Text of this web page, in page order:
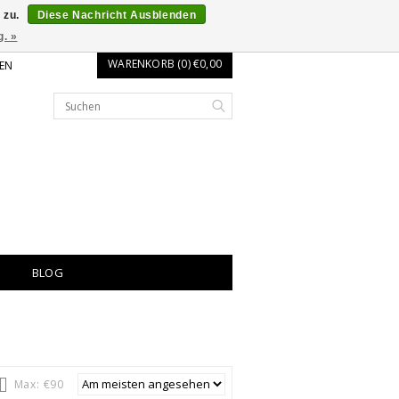
WARENKORB (0) €0,00
BLOG
Max: €90
zu.
Diese Nachricht Ausblenden
»